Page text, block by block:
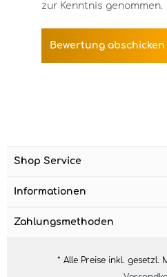
zur Kenntnis genommen.
Bewertung abschicken
Shop Service
Informationen
Zahlungsmethoden
* Alle Preise inkl. gesetzl.